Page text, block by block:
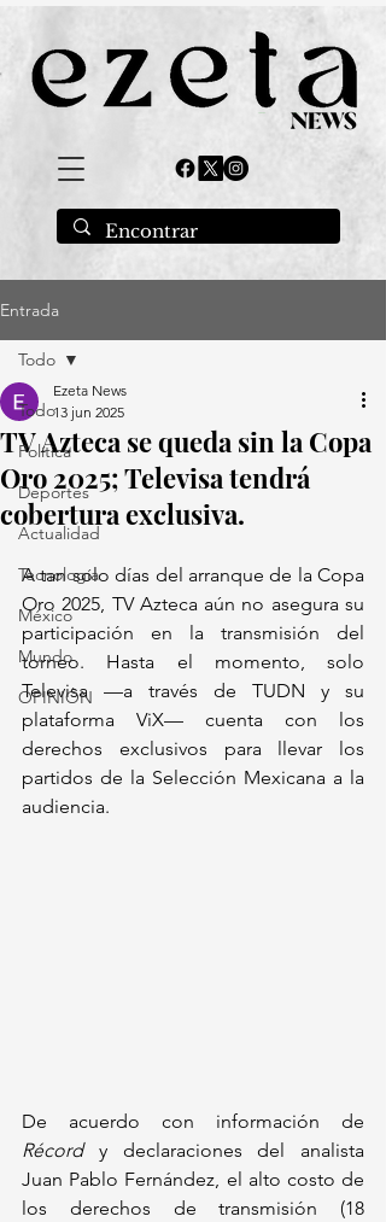
Entrada
Todo
Política
Deportes
Actualidad
Tecnología
México
Mundo
OPINIÓN
Todo
TV Azteca se queda sin la Copa
Oro 2025; Televisa tendrá
cobertura exclusiva.
Ezeta News
13 jun 2025
A tan solo días del arranque de la Copa
Oro 2025, TV Azteca aún no asegura su
participación en la transmisión del
torneo. Hasta el momento, solo
Televisa —a través de TUDN y su
plataforma ViX— cuenta con los
derechos exclusivos para llevar los
partidos de la Selección Mexicana a la
audiencia.
Récord y declaraciones del analista
Juan Pablo Fernández, el alto costo de
los derechos de transmisión (18